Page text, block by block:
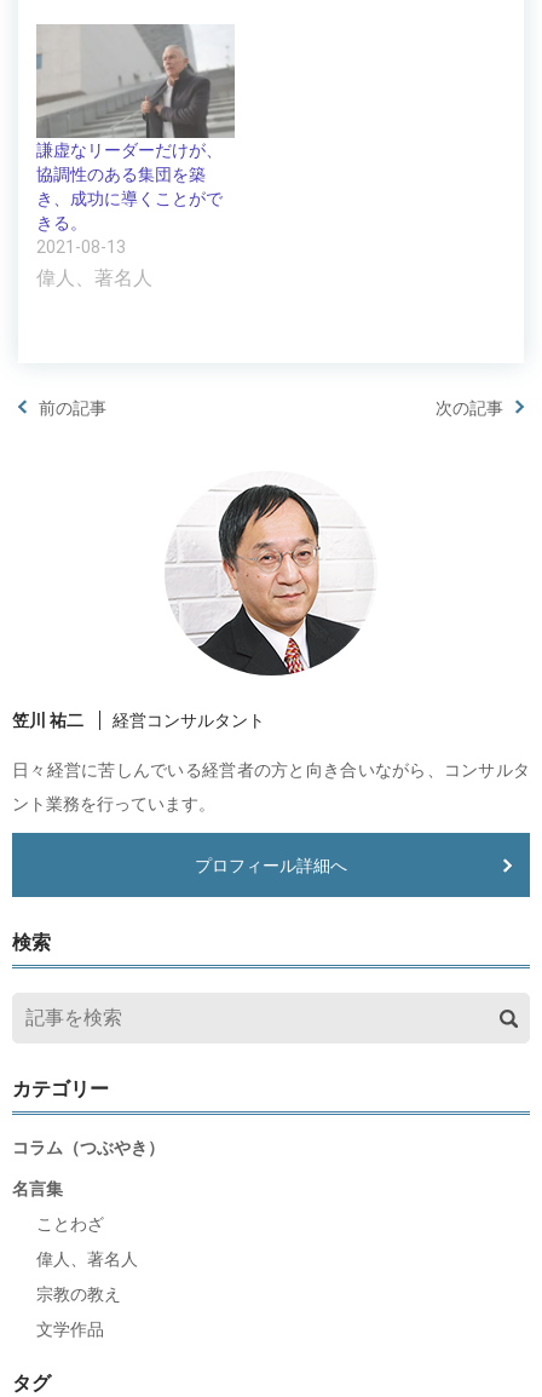
謙虚なリーダーだけが、
協調性のある集団を築
き、成功に導くことがで
きる。
2021-08-13
偉人、著名人
前の記事 次の記事
笠川 祐二 経営コンサルタント
日々経営に苦しんでいる経営者の方と向き合いながら、コンサルタ
ント業務を行っています。
プロフィール詳細へ
検索
カテゴリー
コラム（つぶやき）
名言集
ことわざ
偉人、著名人
宗教の教え
文学作品
タグ